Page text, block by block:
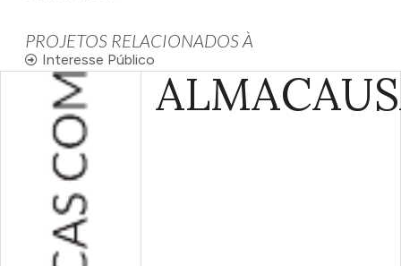
PROJETOS RELACIONADOS À
Interesse Público
ALMA